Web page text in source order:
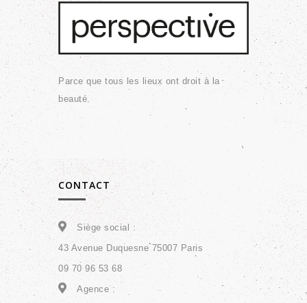
Parce que tous les lieux ont droit à la
beauté.
CONTACT
Siège social :
43 Avenue Duquesne 75007 Paris
09 70 96 53 68
Agence :